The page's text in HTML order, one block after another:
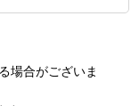
場合がございま